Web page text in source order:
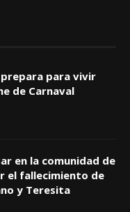
prepara para vivir
de Carnaval
en la comunidad de
el fallecimiento de
y Teresita